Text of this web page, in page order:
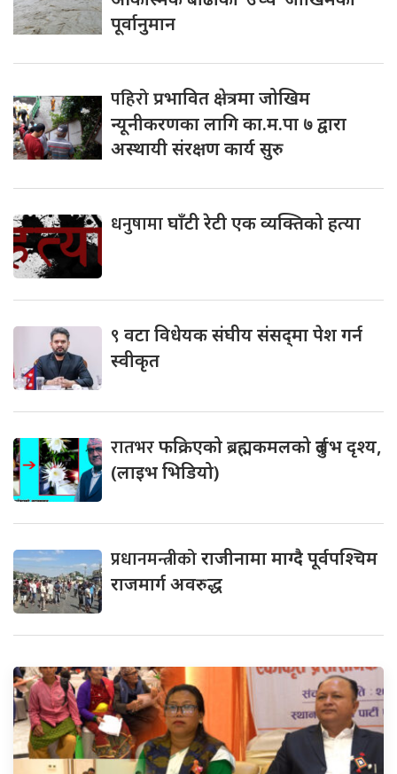
पूर्वानुमान
पहिरोप्रभावित क्षेत्रमा जोखिम
न्यूनीकरणका लागि का.म.पा ७ द्वारा
अस्थायी संरक्षण कार्य सुरु
धनुषामाघाँटी रेटी एक व्यक्तिको हत्या
९ वटा विधेयक संघीय संसद्‌मा पेश गर्न
स्वीकृत
रातभरफक्रिएको ब्रह्मकमलको दुर्लभ दृश्य,
(लाइभ भिडियो)
प्रधानमन्त्रीकोराजीनामा माग्दै पूर्वपश्चिम
राजमार्ग अवरुद्ध